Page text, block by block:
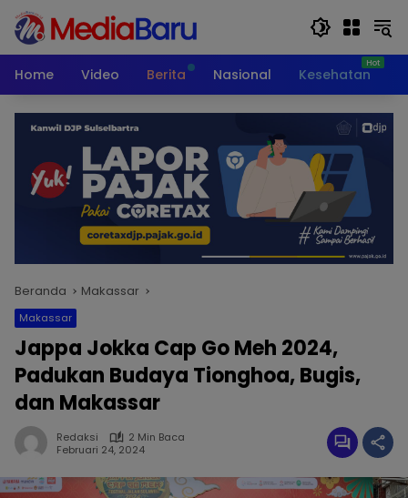
Langsung
konten
Home
Video Berita Nasional Kesehatan
Beranda Makassar
Makassar
Jappa Jokka Cap Go Meh 2024,
Padukan Budaya Tionghoa, Bugis,
dan Makassar
Redaksi
2 Min Baca
Februari 24, 2024